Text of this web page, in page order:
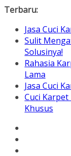
Skip
content
Terbaru:
Jasa Cuci
Sulit
Solusinya!
Rahasia
Lama
Jasa Cuci
Cuci
Khusus